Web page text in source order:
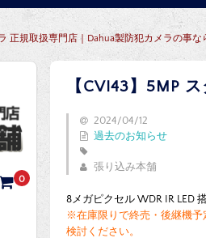
正規取扱専門店｜Dahua製防犯カメラの事
0
【CVI43】5MP
2024/04/12
過去のお知らせ
張り込み本舗
8メガピクセル WDR IR LED
※在庫限りで終売・後継機予
検討ください。